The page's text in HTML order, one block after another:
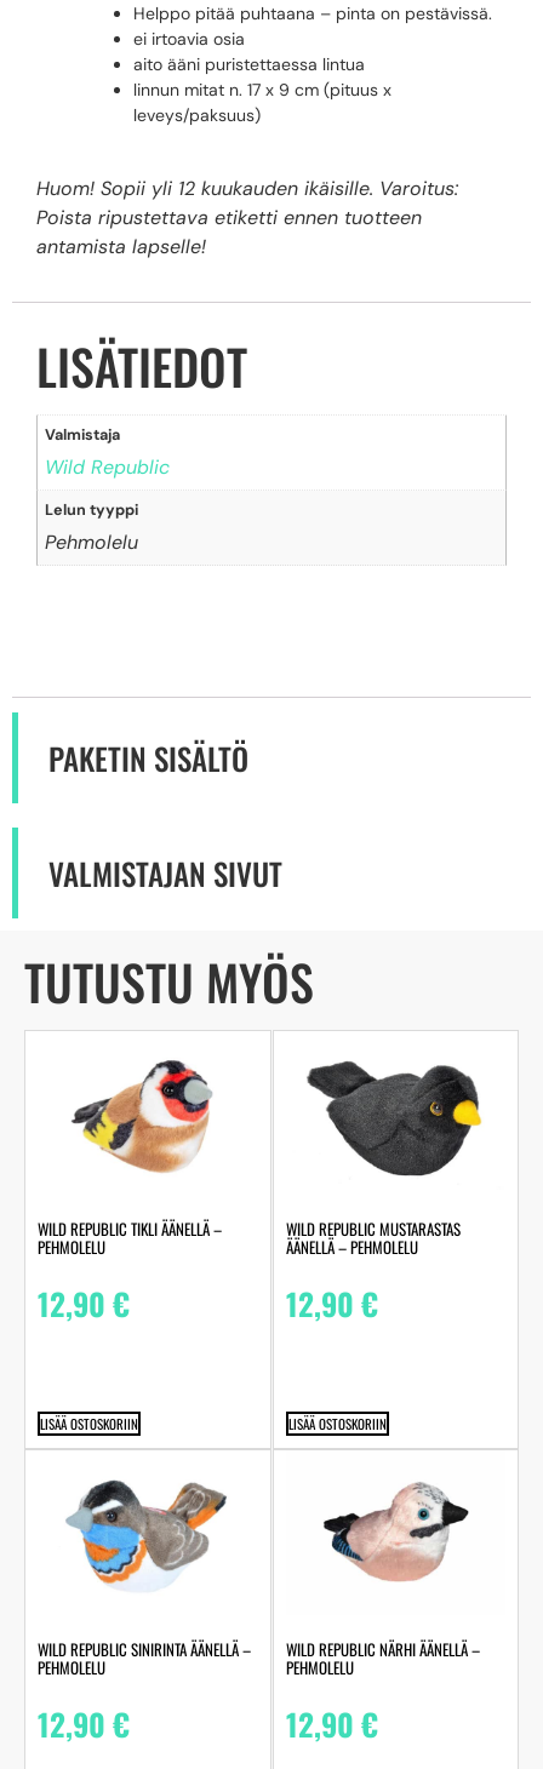
Helppo pitää puhtaana – pinta on pestävissä.
ei irtoavia osia
aito ääni puristettaessa lintua
linnun mitat n. 17 x 9 cm (pituus x
leveys/paksuus)
Huom! Sopii yli 12 kuukauden ikäisille. Varoitus:
Poista ripustettava etiketti ennen tuotteen
antamista lapselle!
LISÄTIEDOT
Valmistaja
Wild Republic
Lelun tyyppi
Pehmolelu
PAKETIN SISÄLTÖ
VALMISTAJAN SIVUT
TUTUSTU MYÖS
WILD REPUBLIC TIKLI ÄÄNELLÄ –
PEHMOLELU
12,90€
LISÄÄ OSTOSKORIIN
WILD REPUBLIC MUSTARASTAS
ÄÄNELLÄ – PEHMOLELU
12,90€
LISÄÄ OSTOSKORIIN
WILD REPUBLIC SINIRINTA ÄÄNELLÄ –
PEHMOLELU
12,90€
WILD REPUBLIC NÄRHI ÄÄNELLÄ –
PEHMOLELU
12,90€